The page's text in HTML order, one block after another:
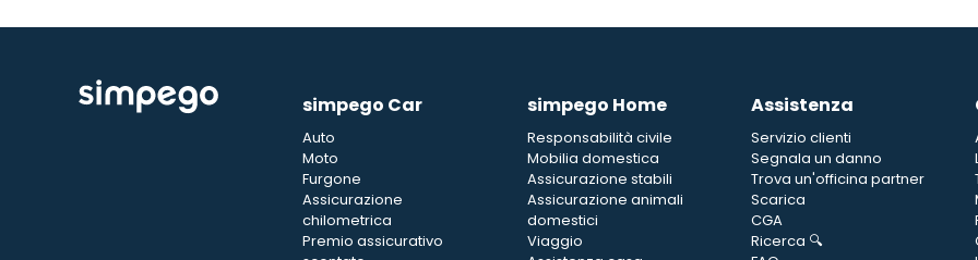
simpego Car
Auto
Moto
Furgone
Assicurazione
chilometrica
Premio assicurativo
simpego Home
Responsabilità civile
Mobilia domestica
Assicurazione stabili
Assicurazione animali
domestici
Viaggio
Assistenza
Servizio clienti
Segnala un danno
Trova un'officina partner
Scarica
CGA
Ricerca 🔍